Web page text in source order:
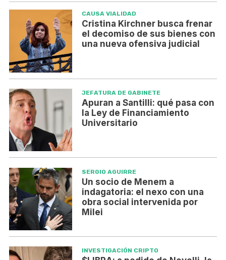
CAUSA VIALIDAD
Cristina Kirchner busca frenar
el decomiso de sus bienes con
una nueva ofensiva judicial
JEFATURA DE GABINETE
Apuran a Santilli: qué pasa con
la Ley de Financiamiento
Universitario
SERGIO AGUIRRE
Un socio de Menem a
indagatoria: el nexo con una
obra social intervenida por
Milei
INVESTIGACIÓN CRIPTO